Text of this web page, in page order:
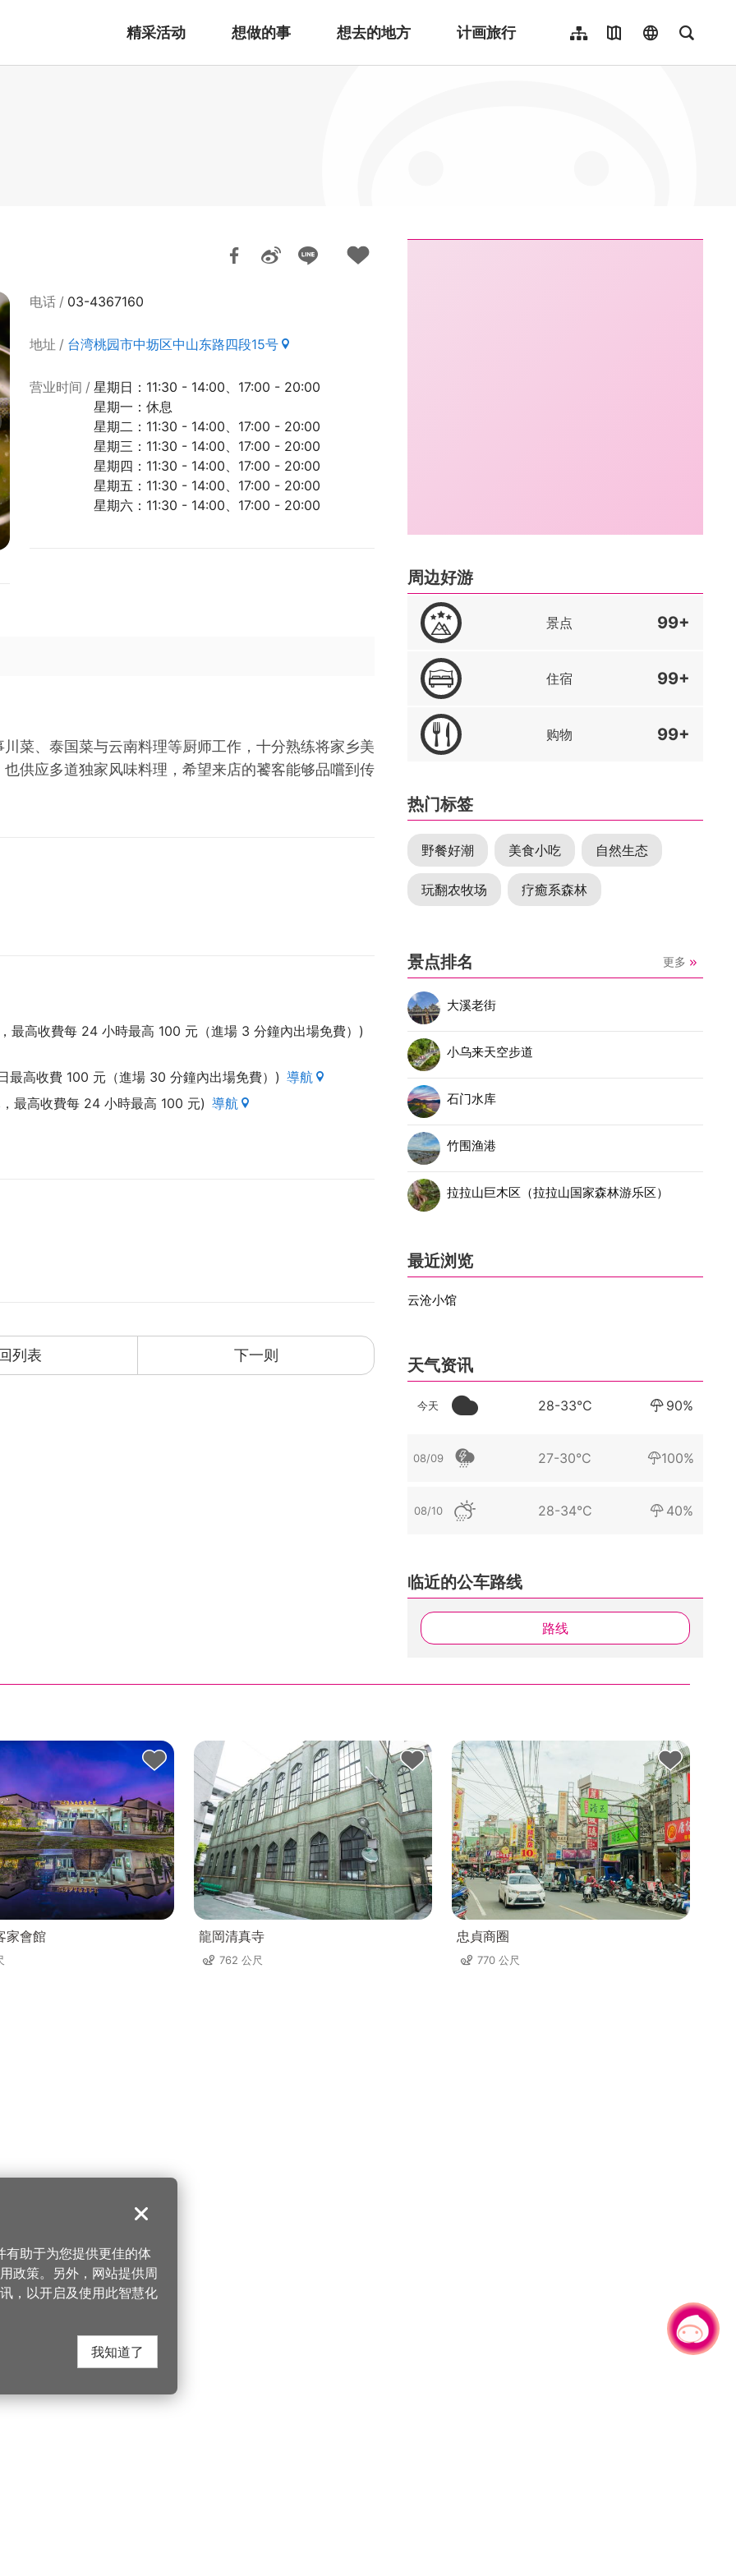
精采活动 想做的事 想去的地方 计画旅行
网站导览地图导览language全文检
电话 03-4367160
地址 台湾桃园市中坜区中山东路四段15号
营业时间
星期日：11:30 - 14:00、17:00 - 20:00
星期一：休息
星期二：11:30 - 14:00、17:00 - 20:00
星期三：11:30 - 14:00、17:00 - 20:00
星期四：11:30 - 14:00、17:00 - 20:00
星期五：11:30 - 14:00、17:00 - 20:00
星期六：11:30 - 14:00、17:00 - 20:00
菜、泰国菜与云南料理等厨师工作，十分熟练将家乡美
供应多道独家风味料理，希望来店的饕客能够品嚐到传
高收費每 24 小時最高 100 元（進場 3 分鐘內出場免費）)
最高收費 100 元（進場 30 分鐘內出場免費）) 導航
最高收費每 24 小時最高 100 元) 導航
列表 下一则
:::
周边好游
景点 99+
住宿 99+
购物 99+
热门标签
野餐好潮 美食小吃 自然生态
玩翻农牧场 疗癒系森林
景点排名 更多
大溪老街
小乌来天空步道
石门水库
竹围渔港
拉拉山巨木区（拉拉山国家森林游乐区）
最近浏览
云沧小馆
天气资讯
今天 28-33°C 90%
08/09 27-30°C 100%
08/10 28-34°C 40%
临近的公车路线
路线
家會館 龍岡清真寺
762 公尺
忠貞商圈
770 公尺
关闭
助于为您提供更佳的体
政策。另外，网站提供周
，以开启及使用此智慧化
我知道了